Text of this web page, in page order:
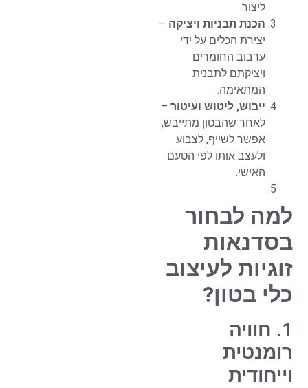
ליצור.
הכנת תבניות ויציקה –
יצירת הכלים על ידי
ערבוב החומרים
ויציקתם לתבנית
המתאימה.
ייבוש, ליטוש ועיטור –
לאחר שהבטון מתייבש,
אפשר לשייף, לצבוע
ולעצב אותו לפי הטעם
האישי.
למה לבחור
בסדנאות
זוגיות לעיצוב
כלי בטון?
1. חוויה
רומנטית
וייחודית